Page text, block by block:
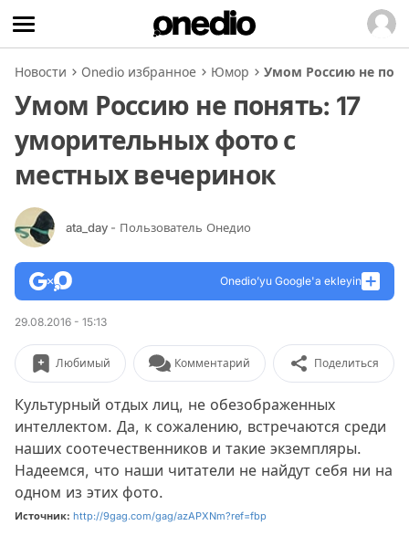
Новости Onedio избранное Юмор Умом Россию не
Умом Россию не понять: 17
уморительных фото с
местных вечеринок
ata_day - Пользователь Онедио
Onedio’yu Google'a ekleyin
29.08.2016 - 15:13
Любимый Комментарий Поделиться
Культурный отдых лиц, не обезображенных
интеллектом. Да, к сожалению, встречаются среди
наших соотечественников и такие экземпляры.
Надеемся, что наши читатели не найдут себя ни на
одном из этих фото.
Источник: http://9gag.com/gag/azAPXNm?ref=fbp